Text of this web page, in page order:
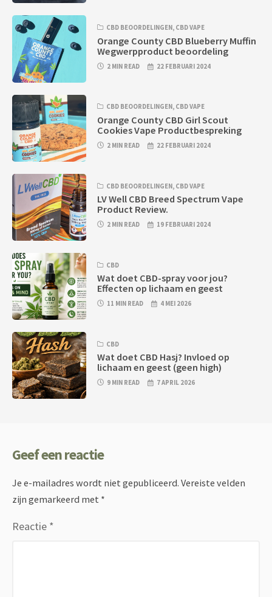
CBD BEOORDELINGEN, CBD VAPE
Orange County CBD Blueberry Muffin
Wegwerpproduct beoordeling
2 MIN READ 22 FEBRUARI 2024
CBD BEOORDELINGEN, CBD VAPE
Orange County CBD Girl Scout
Cookies Vape Productbespreking
2 MIN READ 22 FEBRUARI 2024
CBD BEOORDELINGEN, CBD VAPE
LV Well CBD Breed Spectrum Vape
Product Review.
2 MIN READ 19 FEBRUARI 2024
CBD
Wat doet CBD-spray voor jou?
Effecten op lichaam en geest
11 MIN READ 4 MEI 2026
CBD
Wat doet CBD Hasj? Invloed op
lichaam en geest (geen high)
9 MIN READ 7 APRIL 2026
Geef een reactie
Je e-mailadres wordt niet gepubliceerd. Vereiste velden
zijn gemarkeerd met *
Reactie *